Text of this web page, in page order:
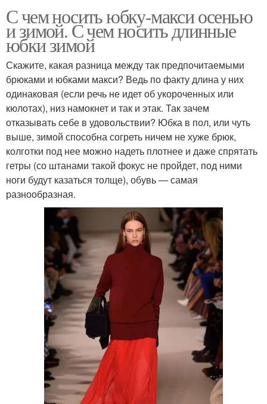
С чем носить юбку-макси осенью
и зимой. С чем носить длинные
юбки зимой
Скажите, какая разница между так предпочитаемыми
брюками и юбками макси? Ведь по факту длина у них
одинаковая (если речь не идет об укороченных или
кюлотах), низ намокнет и так и этак. Так зачем
отказывать себе в удовольствии? Юбка в пол, или чуть
выше, зимой способна согреть ничем не хуже брюк,
колготки под нее можно надеть плотнее и даже спрятать
гетры (со штанами такой фокус не пройдет, под ними
ноги будут казаться толще), обувь — самая
разнообразная.